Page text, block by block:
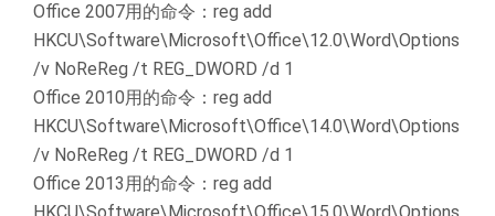
Office 2007用的命令：reg add
HKCU\Software\Microsoft\Office\12.0\Word\Options
/v NoReReg /t REG_DWORD /d 1
Office 2010用的命令：reg add
HKCU\Software\Microsoft\Office\14.0\Word\Options
/v NoReReg /t REG_DWORD /d 1
Office 2013用的命令：reg add